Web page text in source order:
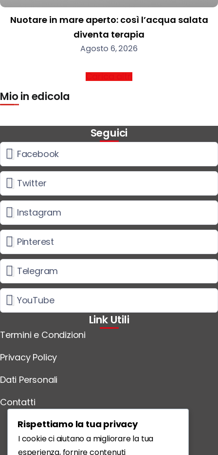
Nuotare in mare aperto: così l’acqua salata
diventa terapia
Agosto 6, 2026
Carica altri
Mio in edicola
Seguici
Facebook
Twitter
Instagram
Pinterest
Telegram
YouTube
Link Utili
Termini e Condizioni
Privacy Policy
Dati Personali
Contatti
Scarica l'App
Rispettiamo la tua privacy
I cookie ci aiutano a migliorare la tua
esperienza, fornire contenuti